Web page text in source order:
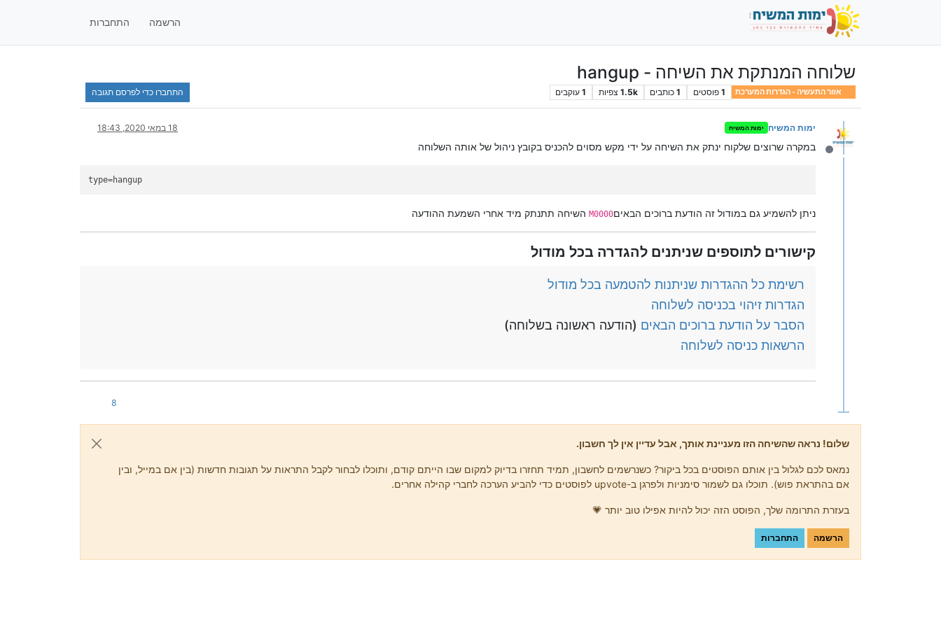
הרשמה התחברות
שלוחה המנתקת את השיחה - hangup
אזור התעשיה - הגדרות המערכת 1 פוסטים 1 כותבים 1.5k צפיות 1 עוקבים התחברו כדי לפרסם תגובה
מנותק
ימות המשיח ימות המשיח 18 במאי 2020, 18:43
במקרה שרוצים שלקוח ינתק את השיחה על ידי מקש מסוים להכניס בקובץ ניהול של אותה השלוחה
type=hangup
ניתן להשמיע גם במודול זה הודעת ברוכים הבאיםM0000 השיחה תתנתק מיד אחרי השמעת ההודעה
קישורים לתוספים שניתנים להגדרה בכל מודול
רשימת כל ההגדרות שניתנות להטמעה בכל מודול
הגדרות זיהוי בכניסה לשלוחה
הסבר על הודעת ברוכים הבאים (הודעה ראשונה בשלוחה)
הרשאות כניסה לשלוחה
8
שלום! נראה שהשיחה הזו מעניינת אותך, אבל עדיין אין לך חשבון.
נמאס לכם לגלול בין אותם הפוסטים בכל ביקור? כשנרשמים לחשבון, תמיד תחזרו בדיוק למקום שבו הייתם קודם, ותוכלו לבחור לקבל התראות על תגובות חדשות (בין אם במייל, ובין
אם בהתראת פוש). תוכלו גם לשמור סימניות ולפרגן ב-upvote לפוסטים כדי להביע הערכה לחברי קהילה אחרים.
בעזרת התרומה שלך, הפוסט הזה יכול להיות אפילו טוב יותר 💗
הרשמה התחברות